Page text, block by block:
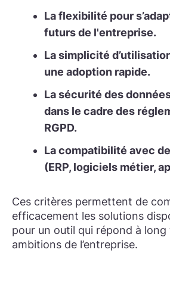
La flexibilité pour
futurs de l'entreprise.
La simplicité
une adoption rapide.
La sécurité des
dans le cadre des
RGPD.
La compatibilité avec
(ERP, logiciels métier,
Ces critères permettent de
efficacement les solutions
pour un outil qui répond à long
ambitions de l’entreprise.